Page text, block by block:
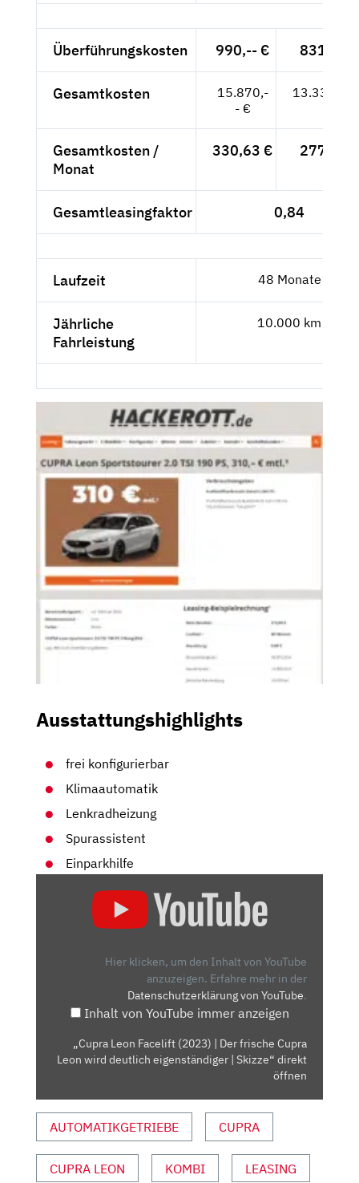
Überführungskosten 990,-- € 831,93 €
Gesamtkosten
15.870,-
- €
13.336,13
Gesamtkosten /
Monat
330,63 € 277,84 €
Gesamtleasingfaktor 0,84
Laufzeit 48 Monate
Jährliche
Fahrleistung
10.000 km
Ausstattungshighlights
frei konfigurierbar
Klimaautomatik
Lenkradheizung
Spurassistent
Einparkhilfe
CUPRA
WIRD
|
SKIZZE“
VON
YOUTUBE
Hier klicken, um den Inhalt von YouTube
anzuzeigen. Erfahre mehr in der
Datenschutzerklärung von YouTube.
Inhalt von YouTube immer anzeigen
„Cupra Leon Facelift (2023) | Der frische Cupra
Leon wird deutlich eigenständiger | Skizze“ direkt
öffnen
AUTOMATIKGETRIEBE CUPRA
CUPRA LEON KOMBI LEASING